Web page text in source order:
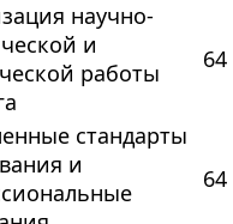
научно-
и
работы
64
стандарты
и
64